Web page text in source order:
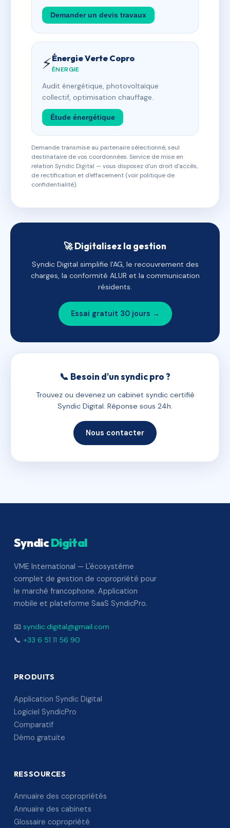
Demander un devis travaux
⚡Énergie Verte Copro
ÉNERGIE
Audit énergétique, photovoltaïque
collectif, optimisation chauffage.
Étude énergétique
Demande transmise au partenaire sélectionné, seul
destinataire de vos coordonnées. Service de mise en
relation Syndic Digital — vous disposez d'un droit d'accès,
de rectification et d'effacement (voir politique de
confidentialité).
🚀 Digitalisez la gestion
Syndic Digital simplifie l'AG, le recouvrement des
charges, la conformité ALUR et la communication
résidents.
Essai gratuit 30 jours →
📞 Besoin d'un syndic pro ?
Trouvez ou devenez un cabinet syndic certifié
Syndic Digital. Réponse sous 24h.
Nous contacter
SyndicDigital
VME International — L'écosystème
complet de gestion de copropriété pour
le marché francophone. Application
mobile et plateforme SaaS SyndicPro.
📧 syndic.digital@gmail.com
📞 +33 6 51 11 56 90
PRODUITS
Application Syndic Digital
Logiciel SyndicPro
Comparatif
Démo gratuite
RESSOURCES
Annuaire des copropriétés
Annuaire des cabinets
Glossaire copropriété